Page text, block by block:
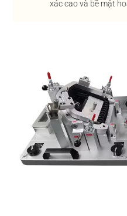
xác cao và bề mặt